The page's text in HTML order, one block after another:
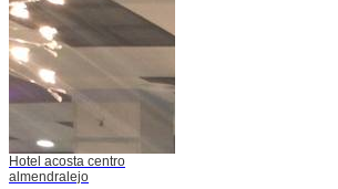
Hotel acosta centro
almendralejo